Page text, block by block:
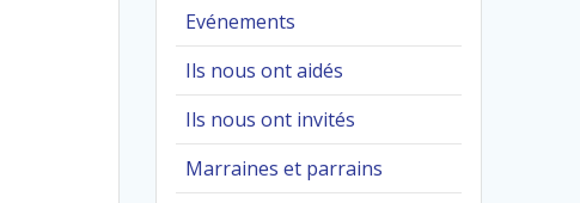
Evénements
Ils nous ont aidés
Ils nous ont invités
Marraines et parrains